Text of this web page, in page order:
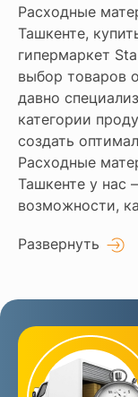
Расходные
Ташкенте,
гипермаркет
выбор товаров
давно
категории
создать
Расходные
Ташкенте у нас
возможности,
Развернуть